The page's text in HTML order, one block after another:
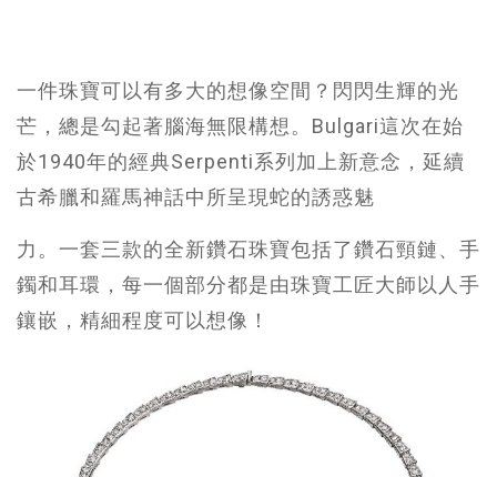
一件珠寶可以有多大的想像空間？閃閃生輝的光
芒，總是勾起著腦海無限構想。Bulgari這次在始
於1940年的經典Serpenti系列加上新意念，延續
古希臘和羅馬神話中所呈現蛇的誘惑魅
力。一套三款的全新鑽石珠寶包括了鑽石頸鏈、手
鐲和耳環，每一個部分都是由珠寶工匠大師以人手
鑲嵌，精細程度可以想像！